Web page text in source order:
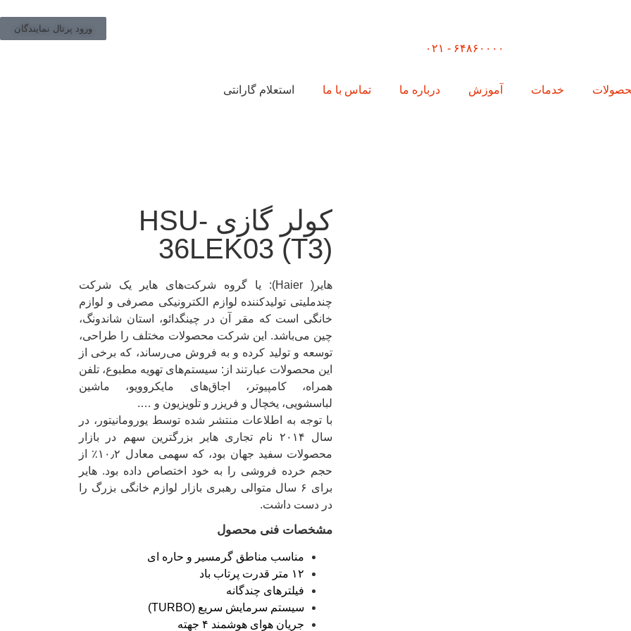
ورود پرتال نمایندگان
۶۴۸۶۰۰۰۰ - ۰۲۱
خدمات آموزش درباره ما تماس با ما استعلام گارانتی
کولر گازی HSU-
36LEK03 (T3)
هایر( Haier): یا گروه شرکت‌های هایر یک شرکت
چندملیتی تولیدکننده لوازم الکترونیکی مصرفی و لوازم
خانگی است که مقر آن در چینگدائو، استان شاندونگ،
چین می‌باشد. این شرکت محصولات مختلف را طراحی،
توسعه و تولید کرده و به فروش می‌رساند، که برخی از
این محصولات عبارتند از: سیستم‌های تهویه مطبوع، تلفن
همراه، کامپیوتر، اجاق‌های مایکروویو، ماشین
لباسشویی، یخچال و فریزر و تلویزیون و ….
با توجه به اطلاعات منتشر شده توسط یورومانیتور، در
سال ۲۰۱۴ نام تجاری هایر بزرگترین سهم در بازار
محصولات سفید جهان بود، که سهمی معادل ۱۰٫۲٪ از
حجم خرده فروشی را به خود اختصاص داده بود. هایر
برای ۶ سال متوالی رهبری بازار لوازم خانگی بزرگ را
در دست داشت.
مشخصات فنی محصول
مناسب مناطق گرمسیر و حاره ای
۱۲ متر قدرت پرتاب باد
فیلترهای چندگانه
سیستم سرمایش سریع (TURBO)
جریان هوای هوشمند ۴ جهته